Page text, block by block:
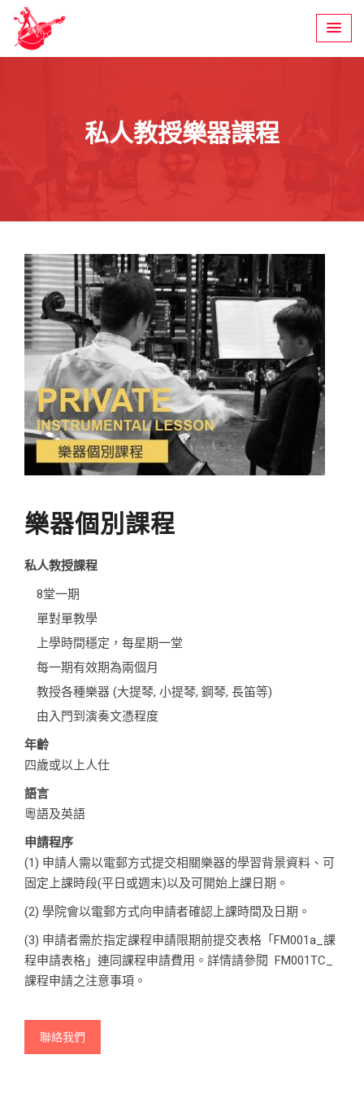
Skip
content
私人教授樂器課程
樂器個別課程
私人教授課程
8堂一期
單對單教學
上學時間穩定，每星期一堂
每一期有效期為兩個月
教授各種樂器 (大提琴, 小提琴, 鋼琴, 長笛等)
由入門到演奏文憑程度
年齡
四歲或以上人仕
語言
粵語及英語
申請程序
(1) 申請人需以電郵方式提交相關樂器的學習背景資料、可
固定上課時段(平日或週末)以及可開始上課日期。
(2) 學院會以電郵方式向申請者確認上課時間及日期。
(3) 申請者需於指定課程申請限期前提交表格「 FM001a_課
程申請表格 」連同課程申請費用。詳情請參閱 FM001TC_
課程申請之注意事項 。
聯絡我們